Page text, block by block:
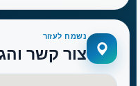
נשמח לעזור
צור קשר